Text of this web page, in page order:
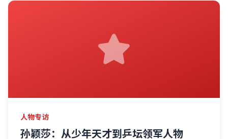
人物专访
孙颖莎：从少年天才到乒坛领军人物